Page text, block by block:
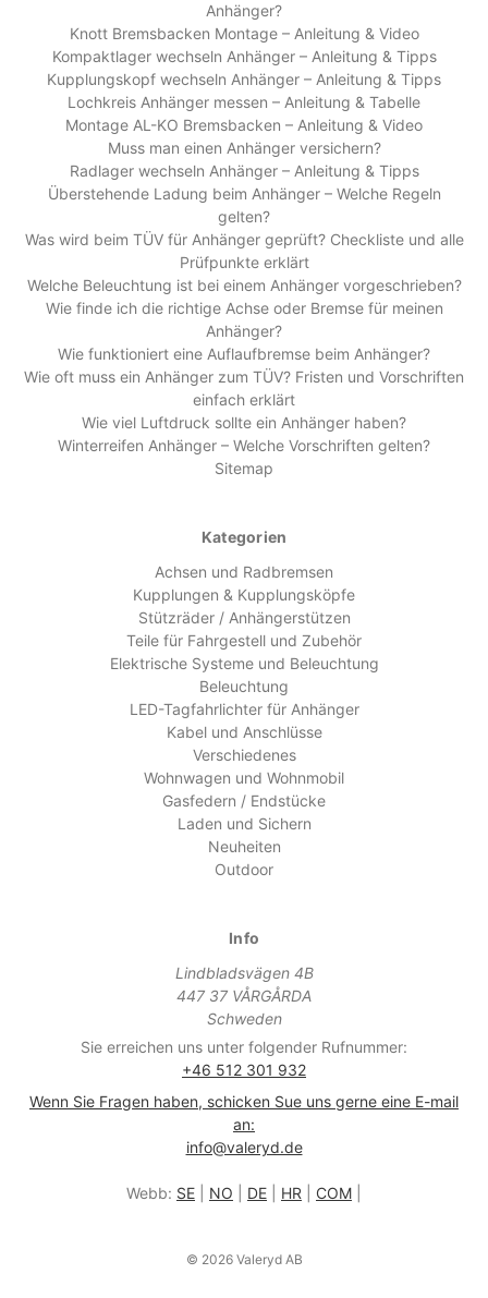
Anhänger?
Knott Bremsbacken Montage – Anleitung & Video
Kompaktlager wechseln Anhänger – Anleitung & Tipps
Kupplungskopf wechseln Anhänger – Anleitung & Tipps
Lochkreis Anhänger messen – Anleitung & Tabelle
Montage AL-KO Bremsbacken – Anleitung & Video
Muss man einen Anhänger versichern?
Radlager wechseln Anhänger – Anleitung & Tipps
Überstehende Ladung beim Anhänger – Welche Regeln
gelten?
Was wird beim TÜV für Anhänger geprüft? Checkliste und alle
Prüfpunkte erklärt
Welche Beleuchtung ist bei einem Anhänger vorgeschrieben?
Wie finde ich die richtige Achse oder Bremse für meinen
Anhänger?
Wie funktioniert eine Auflaufbremse beim Anhänger?
Wie oft muss ein Anhänger zum TÜV? Fristen und Vorschriften
einfach erklärt
Wie viel Luftdruck sollte ein Anhänger haben?
Winterreifen Anhänger – Welche Vorschriften gelten?
Sitemap
Kategorien
Achsen und Radbremsen
Kupplungen & Kupplungsköpfe
Stützräder / Anhängerstützen
Teile für Fahrgestell und Zubehör
Elektrische Systeme und Beleuchtung
Beleuchtung
LED-Tagfahrlichter für Anhänger
Kabel und Anschlüsse
Verschiedenes
Wohnwagen und Wohnmobil
Gasfedern / Endstücke
Laden und Sichern
Neuheiten
Outdoor
Info
Lindbladsvägen 4B
447 37 VÅRGÅRDA
Schweden
Sie erreichen uns unter folgender Rufnummer:
+46 512 301 932
Wenn Sie Fragen haben, schicken Sue uns gerne eine E-mail
an:
info@valeryd.de
Webb: SE NO DE HR COM
© 2026 Valeryd AB